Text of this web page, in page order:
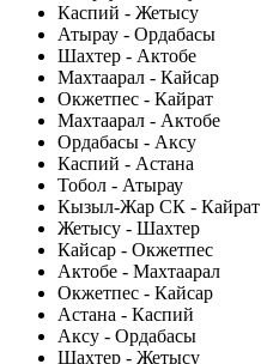
Каспий - Жетысу
Атырау - Ордабасы
Шахтер - Актобе
Махтаарал - Кайсар
Окжетпес - Кайрат
Махтаарал - Актобе
Ордабасы - Аксу
Каспий - Астана
Тобол - Атырау
Кызыл-Жар СК - Кайрат
Жетысу - Шахтер
Кайсар - Окжетпес
Актобе - Махтаарал
Окжетпес - Кайсар
Астана - Каспий
Аксу - Ордабасы
Шахтер - Жетысу